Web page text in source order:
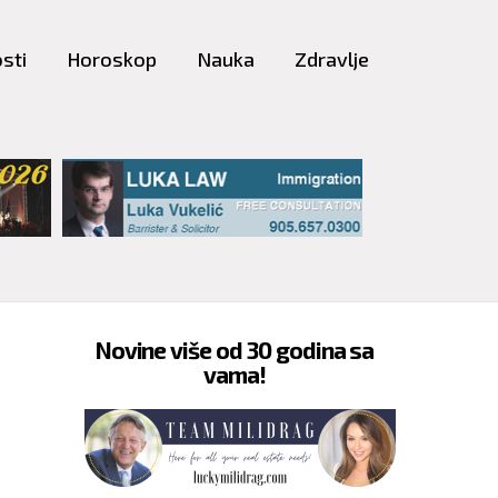
Horoskop Nauka Zdravlje
Novine više od 30 godina sa
vama!